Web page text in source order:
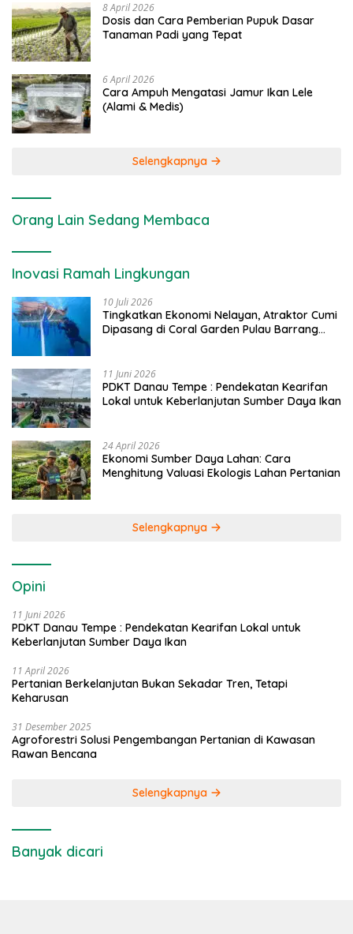
8 April 2026
Dosis dan Cara Pemberian Pupuk Dasar
Tanaman Padi yang Tepat
6 April 2026
Cara Ampuh Mengatasi Jamur Ikan Lele
(Alami & Medis)
Selengkapnya
Orang Lain Sedang Membaca
Inovasi Ramah Lingkungan
10 Juli 2026
Tingkatkan Ekonomi Nelayan, Atraktor Cumi
Dipasang di Coral Garden Pulau Barrang
11 Juni 2026
PDKT Danau Tempe : Pendekatan Kearifan
Lokal untuk Keberlanjutan Sumber Daya Ikan
24 April 2026
Ekonomi Sumber Daya Lahan: Cara
Menghitung Valuasi Ekologis Lahan Pertanian
Selengkapnya
Opini
11 Juni 2026
PDKT Danau Tempe : Pendekatan Kearifan Lokal untuk
Keberlanjutan Sumber Daya Ikan
11 April 2026
Pertanian Berkelanjutan Bukan Sekadar Tren, Tetapi
Keharusan
31 Desember 2025
Agroforestri Solusi Pengembangan Pertanian di Kawasan
Rawan Bencana
Selengkapnya
Banyak dicari